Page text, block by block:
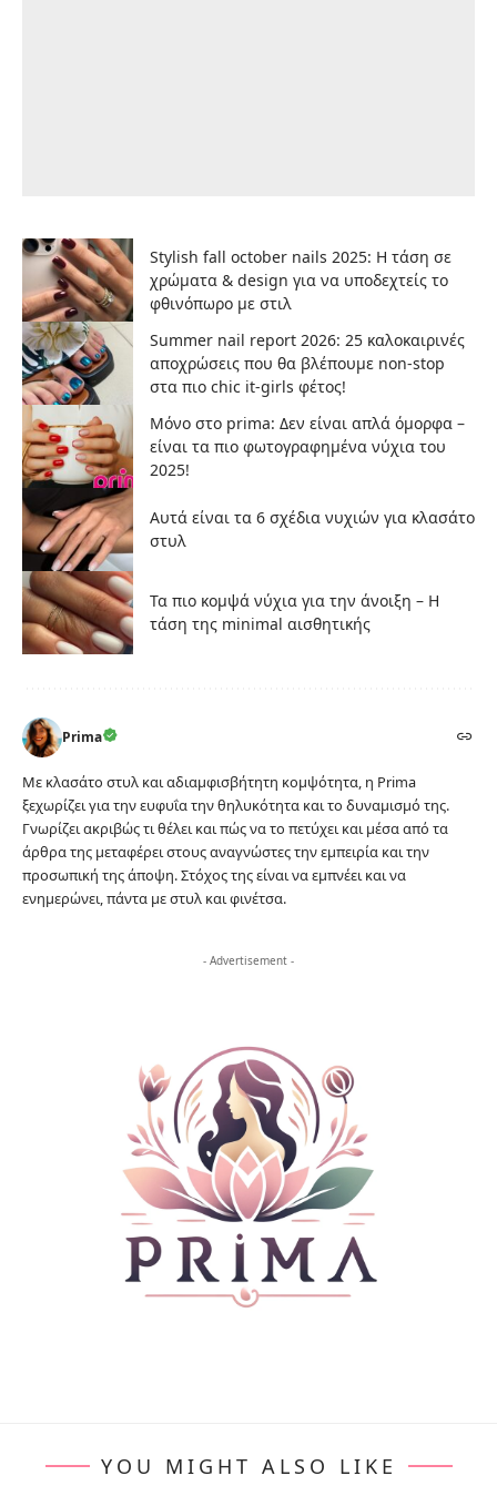
Stylish fall october nails 2025: Η τάση σε
χρώματα & design για να υποδεχτείς το
φθινόπωρο με στιλ
Summer nail report 2026: 25 καλοκαιρινές
αποχρώσεις που θα βλέπουμε non-stop
στα πιο chic it-girls φέτος!
Μόνο στο prima: Δεν είναι απλά όμορφα –
είναι τα πιο φωτογραφημένα νύχια του
2025!
Αυτά είναι τα 6 σχέδια νυχιών για κλασάτο
στυλ
Τα πιο κομψά νύχια για την άνοιξη – Η
τάση της minimal αισθητικής
Prima
Με κλασάτο στυλ και αδιαμφισβήτητη κομψότητα, η Prima
ξεχωρίζει για την ευφυΐα την θηλυκότητα και το δυναμισμό της.
Γνωρίζει ακριβώς τι θέλει και πώς να το πετύχει και μέσα από τα
άρθρα της μεταφέρει στους αναγνώστες την εμπειρία και την
προσωπική της άποψη. Στόχος της είναι να εμπνέει και να
ενημερώνει, πάντα με στυλ και φινέτσα.
- Advertisement -
YOU MIGHT ALSO LIKE